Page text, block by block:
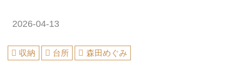
2026-04-13
収納 台所 森田めぐみ